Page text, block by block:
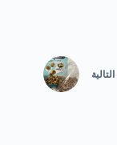
التالية